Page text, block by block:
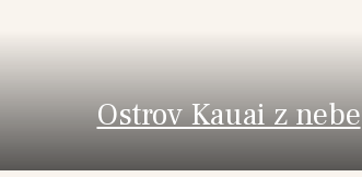
Ostrov Kauai z nebe